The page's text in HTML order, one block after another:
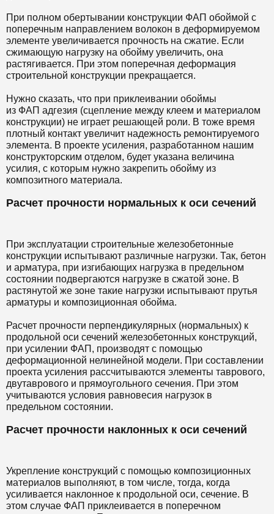
При полном обертывании конструкции ФАП обоймой с
поперечным направлением волокон в деформируемом
элементе увеличивается прочность на сжатие. Если
сжимающую нагрузку на обойму увеличить, она
растягивается. При этом поперечная деформация
строительной конструкции прекращается.
Нужно сказать, что при приклеивании обоймы
из ФАП адгезия (сцепление между клеем и материалом
конструкции) не играет решающей роли. В тоже время
плотный контакт увеличит надежность ремонтируемого
элемента. В проекте усиления, разработанном нашим
конструкторским отделом, будет указана величина
усилия, с которым нужно закрепить обойму из
композитного материала.
Расчет прочности нормальных к оси сечений
При эксплуатации строительные железобетонные
конструкции испытывают различные нагрузки. Так, бетон
и арматура, при изгибающих нагрузка в предельном
состоянии подвергаются нагрузке в сжатой зоне. В
растянутой же зоне такие нагрузки испытывают прутья
арматуры и композиционная обойма.
Расчет прочности перпендикулярных (нормальных) к
продольной оси сечений железобетонных конструкций,
при усилении ФАП, производят с помощью
деформационной нелинейной модели. При составлении
проекта усиления рассчитываются элементы таврового,
двутаврового и прямоугольного сечения. При этом
учитываются условия равновесия нагрузок в
предельном состоянии.
Расчет прочности наклонных к оси сечений
Укрепление конструкций с помощью композиционных
материалов выполняют, в том числе, тогда, когда
усиливается наклонное к продольной оси, сечение. В
этом случае ФАП приклеивается в поперечном